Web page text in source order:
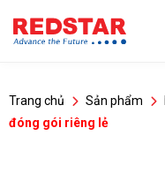
qua
Trang chủ Sản phẩm
đóng gói riêng lẻ